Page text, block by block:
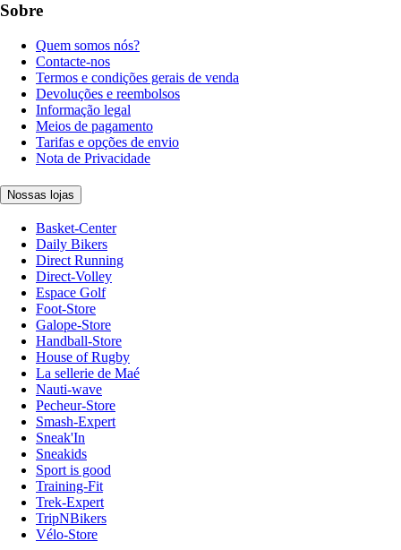
Sobre
Quem somos nós?
Contacte-nos
Termos e condições gerais de venda
Devoluções e reembolsos
Informação legal
Meios de pagamento
Tarifas e opções de envio
Nota de Privacidade
Nossas lojas
Basket-Center
Daily Bikers
Direct Running
Direct-Volley
Espace Golf
Foot-Store
Galope-Store
Handball-Store
House of Rugby
La sellerie de Maé
Nauti-wave
Pecheur-Store
Smash-Expert
Sneak'In
Sneakids
Sport is good
Training-Fit
Trek-Expert
TripNBikers
Vélo-Store